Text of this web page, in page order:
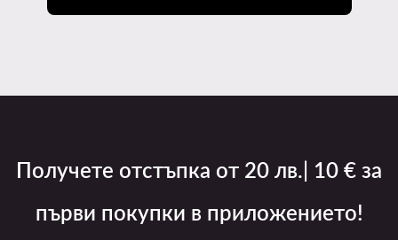
Получете отстъпка от 20 лв.| 10 € за
първи покупки в приложението!